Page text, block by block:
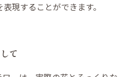
現することができます。
て